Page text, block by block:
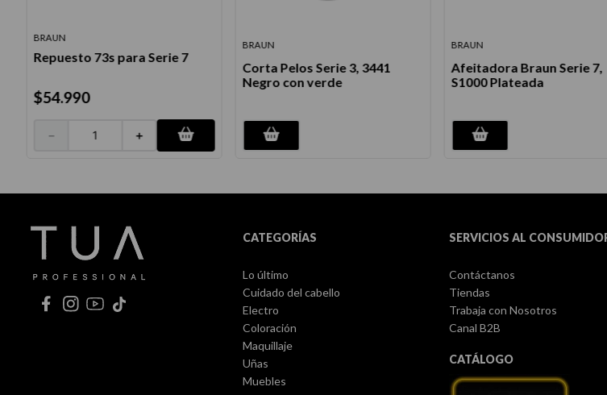
BRAUN
Repuesto 73s para Serie 7
$54.990
＋
－
BRAUN
Corta Pelos Serie 3, 3441
Negro con verde
BRAUN
Afeitadora Braun Serie 7,
S1000 Plateada
CATEGORÍAS
Lo último
Cuidado del cabello
Electro
Coloración
Maquillaje
Uñas
Muebles
SERVICIOS AL
Contáctanos
Tiendas
Trabaja con Nosotros
Canal B2B
CATÁLOGO